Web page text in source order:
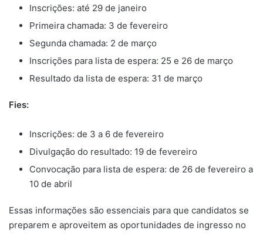
Inscrições: até 29 de janeiro
Primeira chamada: 3 de fevereiro
Segunda chamada: 2 de março
Inscrições para lista de espera: 25 e 26 de março
Resultado da lista de espera: 31 de março
Fies:
Inscrições: de 3 a 6 de fevereiro
Divulgação do resultado: 19 de fevereiro
Convocação para lista de espera: de 26 de fevereiro a
10 de abril
Essas informações são essenciais para que candidatos se
preparem e aproveitem as oportunidades de ingresso no